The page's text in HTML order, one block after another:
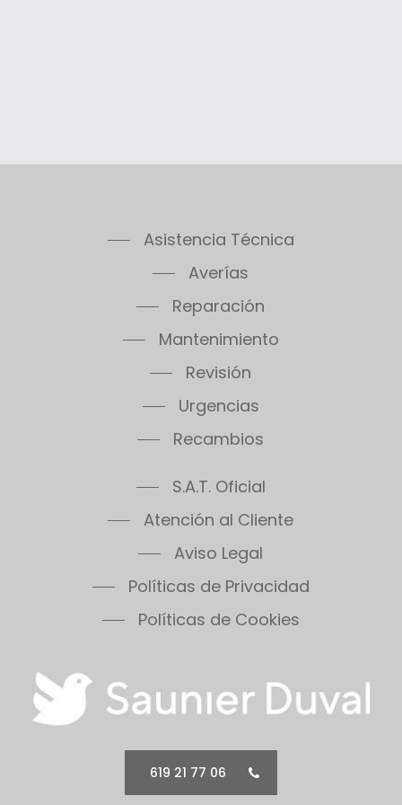
Asistencia Técnica
Averías
Reparación
Mantenimiento
Revisión
Urgencias
Recambios
S.A.T. Oficial
Atención al Cliente
Aviso Legal
Políticas de Privacidad
Políticas de Cookies
619 21 77 06